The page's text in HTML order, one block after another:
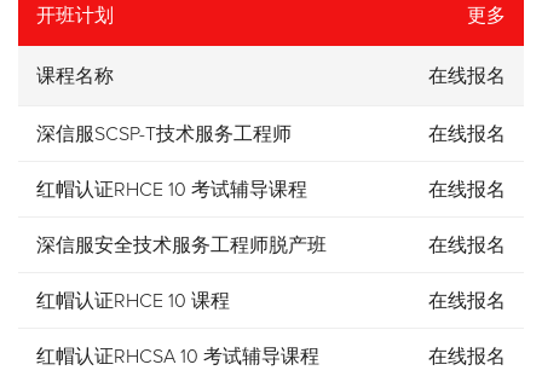
开班计划 更多
课程名称 在线报名
深信服SCSP-T技术服务工程师 在线报名
红帽认证RHCE 10 考试辅导课程 在线报名
深信服安全技术服务工程师脱产班 在线报名
红帽认证RHCE 10 课程 在线报名
红帽认证RHCSA 10 考试辅导课程 在线报名